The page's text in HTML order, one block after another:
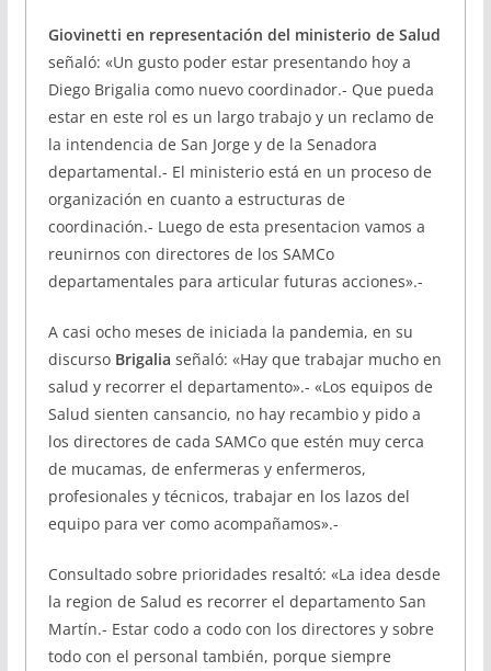
Giovinetti en representación del ministerio de Salud
señaló: «Un gusto poder estar presentando hoy a
Diego Brigalia como nuevo coordinador.- Que pueda
estar en este rol es un largo trabajo y un reclamo de
la intendencia de San Jorge y de la Senadora
departamental.- El ministerio está en un proceso de
organización en cuanto a estructuras de
coordinación.- Luego de esta presentacion vamos a
reunirnos con directores de los SAMCo
departamentales para articular futuras acciones».-
A casi ocho meses de iniciada la pandemia, en su
discursoBrigalia señaló: «Hay que trabajar mucho en
salud y recorrer el departamento».- «Los equipos de
Salud sienten cansancio, no hay recambio y pido a
los directores de cada SAMCo que estén muy cerca
de mucamas, de enfermeras y enfermeros,
profesionales y técnicos, trabajar en los lazos del
equipo para ver como acompañamos».-
Consultado sobre prioridades resaltó: «La idea desde
la region de Salud es recorrer el departamento San
Martín.- Estar codo a codo con los directores y sobre
todo con el personal también, porque siempre